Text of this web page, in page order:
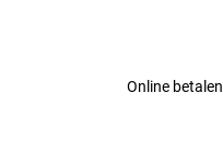
Online betalen